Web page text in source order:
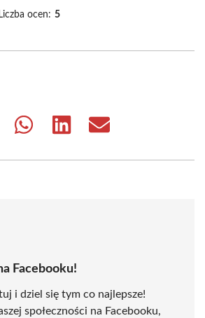
Liczba ocen: 5
Share
Share
Share
Facebooku!
i dziel się tym co najlepsze!
społeczności na Facebooku,